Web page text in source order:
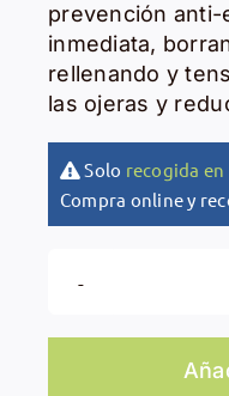
prevención anti-
inmediata,
rellenando y
las ojeras y
Solo recogida
Compra online y